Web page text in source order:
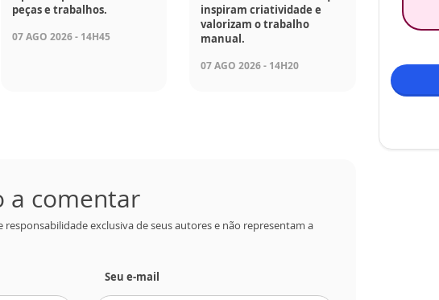
peças e trabalhos.
07 AGO 2026 - 14H45
inspiram criatividade e
valorizam o trabalho
manual.
07 AGO 2026 - 14H20
a comentar
responsabilidade exclusiva de seus autores e não representam a
Seu e-mail